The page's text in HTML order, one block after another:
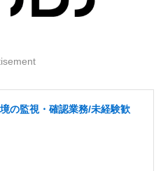
の監視・確認業務/未経験歓